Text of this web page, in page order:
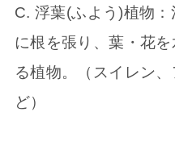
C. 浮葉(ふよう)植物
に根を張り、葉・花
る植物。（スイレン
ど）